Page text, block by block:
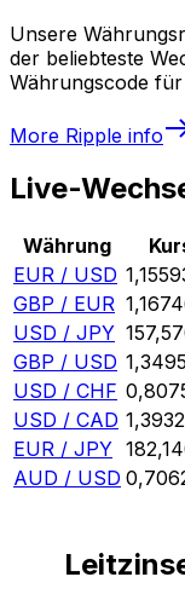
Unsere
der beliebteste
Währungscode für
More Ripple info
Live-
Währung
EUR / USD
GBP / EUR
USD / JPY
GBP / USD
USD / CHF
USD / CAD
EUR / JPY
AUD / USD